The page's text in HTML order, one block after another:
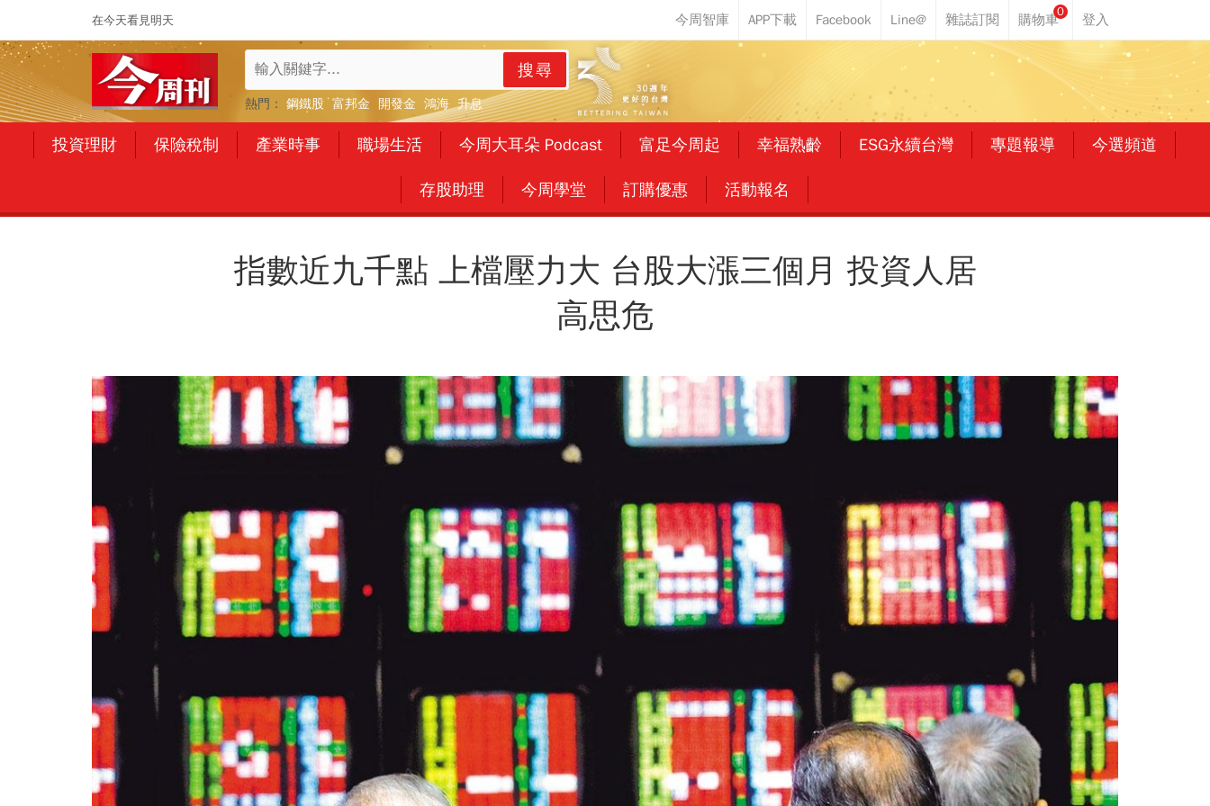
在今天看見明天
0
搜尋
熱門： 鋼鐵股 富邦金 開發金 鴻海 升息
投資理財 保險稅制 產業時事 職場生活 今周大耳朵 Podcast 富足今周起 幸福熟齡 ESG永續台灣 專題報導 今選頻道
存股助理 今周學堂 訂購優惠 活動報名
指數近九千點 上檔壓力大 台股大漲三個月 投資人居
高思危